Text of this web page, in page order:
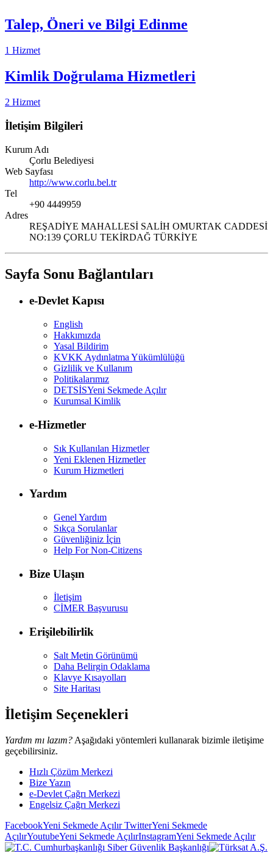
Talep, Öneri ve Bilgi Edinme
1 Hizmet
Kimlik Doğrulama Hizmetleri
2 Hizmet
İletişim Bilgileri
Kurum Adı
Çorlu Belediyesi
Web Sayfası
http://www.corlu.bel.tr
Tel
+90 4449959
Adres
REŞADİYE MAHALLESİ SALİH OMURTAK CADDESİ
NO:139 ÇORLU TEKİRDAĞ TÜRKİYE
Sayfa Sonu Bağlantıları
e-Devlet Kapısı
English
Hakkımızda
Yasal Bildirim
KVKK Aydınlatma Yükümlülüğü
Gizlilik ve Kullanım
Politikalarımız
DETSİSYeni Sekmede Açılır
Kurumsal Kimlik
e-Hizmetler
Sık Kullanılan Hizmetler
Yeni Eklenen Hizmetler
Kurum Hizmetleri
Yardım
Genel Yardım
Sıkça Sorulanlar
Güvenliğiniz İçin
Help For Non-Citizens
Bize Ulaşın
İletişim
CİMER Başvurusu
Erişilebilirlik
Salt Metin Görünümü
Daha Belirgin Odaklama
Klavye Kısayolları
Site Haritası
İletişim Seçenekleri
Yardım mı lazım? Aşağıdaki yöntemleri kullanarak bizimle iletişime
geçebilirsiniz.
Hızlı Çözüm Merkezi
Bize Yazın
e-Devlet Çağrı Merkezi
Engelsiz Çağrı Merkezi
FacebookYeni Sekmede AçılırTwitterYeni Sekmede
AçılırYoutubeYeni Sekmede AçılırInstagramYeni Sekmede Açılır